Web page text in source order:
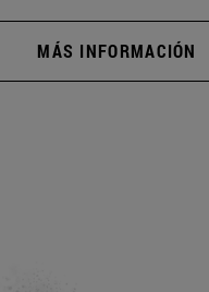
MÁS INFORMACIÓN